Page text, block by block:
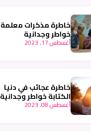
خاطرة مذكرات معلمة
خواطر وجدانية
أغسطس 17, 2023
خاطرة عجائب في دنيا
الكتابة خواطر وجدانية
أغسطس 08, 2023